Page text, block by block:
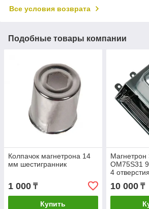
Все условия возврата
Подобные товары компании
Колпачок магнетрона 14
мм шестигранник
1 000 ₸
Купить
Магнетрон
OM75S31
4
10 000₸